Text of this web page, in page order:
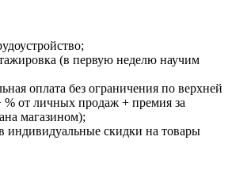
(в первую неделю научим
оплата без ограничения по верхней
% от личных продаж + премия за
магазином);
индивидуальные скидки на товары